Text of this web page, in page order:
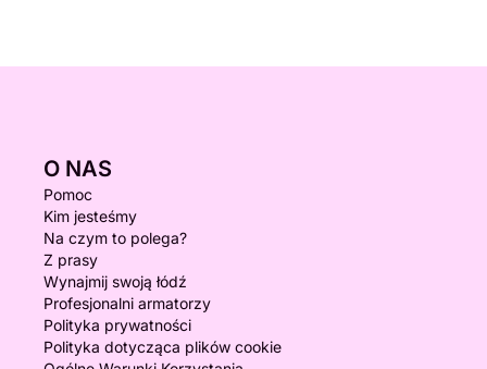
O NAS
Pomoc
Kim jesteśmy
Na czym to polega?
Z prasy
Wynajmij swoją łódź
Profesjonalni armatorzy
Polityka prywatności
Polityka dotycząca plików cookie